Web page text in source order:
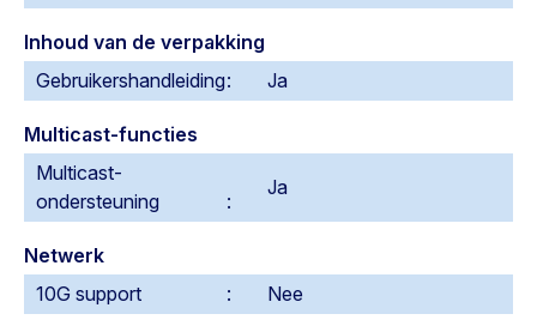
Inhoud van de verpakking
Gebruikershandleiding
Ja
Multicast-functies
Multicast-
ondersteuning
Ja
Netwerk
10G support
Nee